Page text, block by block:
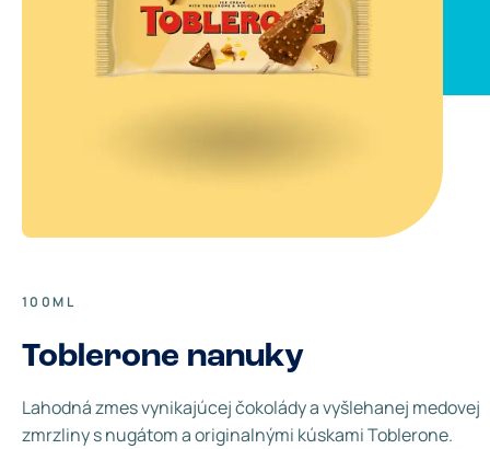
100ML
Toblerone nanuky
Lahodná zmes vynikajúcej čokolády a vyšlehanej medovej
zmrzliny s nugátom a originalnými kúskami Toblerone.